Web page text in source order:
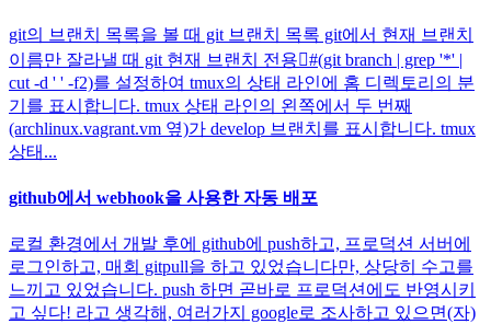
git의 브랜치 목록을 볼 때 git 브랜치 목록 git에서 현재 브랜치
이름만 잘라낼 때 git 현재 브랜치 전용#(git branch | grep '*' |
cut -d ' ' -f2)를 설정하여 tmux의 상태 라인에 홈 디렉토리의 분
기를 표시합니다. tmux 상태 라인의 왼쪽에서 두 번째
(archlinux.vagrant.vm 옆)가 develop 브랜치를 표시합니다. tmux
상태...
github에서 webhook을 사용한 자동 배포
로컬 환경에서 개발 후에 github에 push하고, 프로덕션 서버에
로그인하고, 매회 gitpull을 하고 있었습니다만, 상당히 수고를
느끼고 있었습니다. push 하면 곧바로 프로덕션에도 반영시키
고 싶다! 라고 생각해, 여러가지 google로 조사하고 있으면(자)